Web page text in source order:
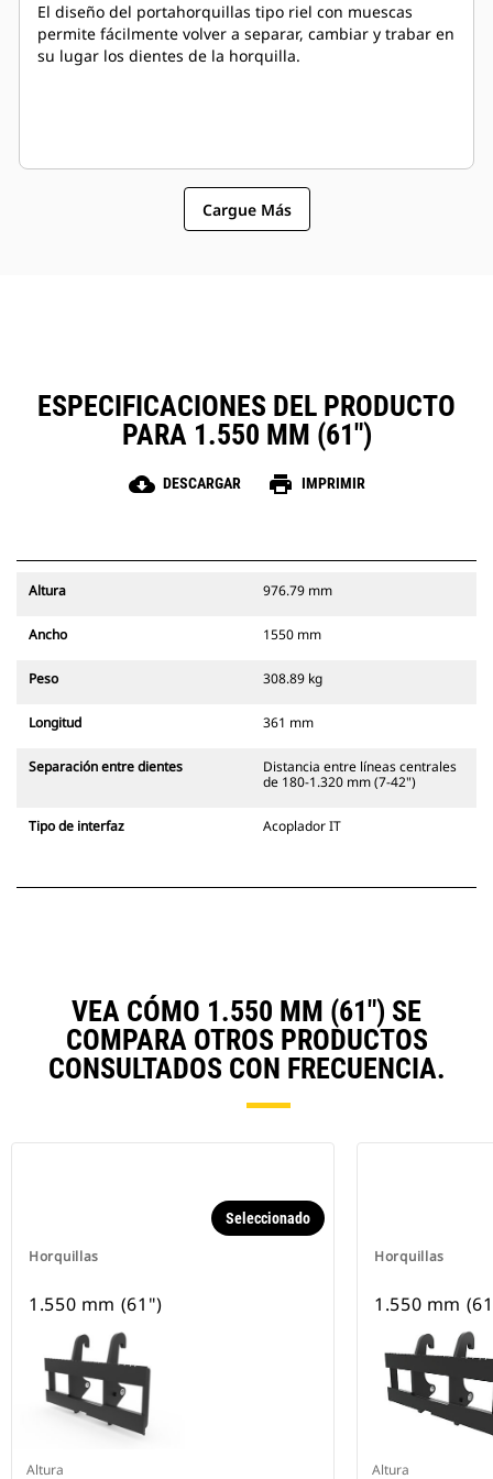
El diseño del portahorquillas tipo riel con muescas
permite fácilmente volver a separar, cambiar y trabar en
su lugar los dientes de la horquilla.
Cargue Más
ESPECIFICACIONES DEL PRODUCTO
PARA 1.550 MM (61")
cloud_download DESCARGAR print IMPRIMIR
Altura 976.79 mm
Ancho 1550 mm
Peso 308.89 kg
Longitud 361 mm
Separación entre dientes
Distancia entre líneas centrales
de 180-1.320 mm (7-42")
Tipo de interfaz Acoplador IT
VEA CÓMO 1.550 MM (61") SE
COMPARA OTROS PRODUCTOS
CONSULTADOS CON FRECUENCIA.
Horquillas
Seleccionado
1.550 mm (61")
Altura
Horquillas
1.550 mm
Altura